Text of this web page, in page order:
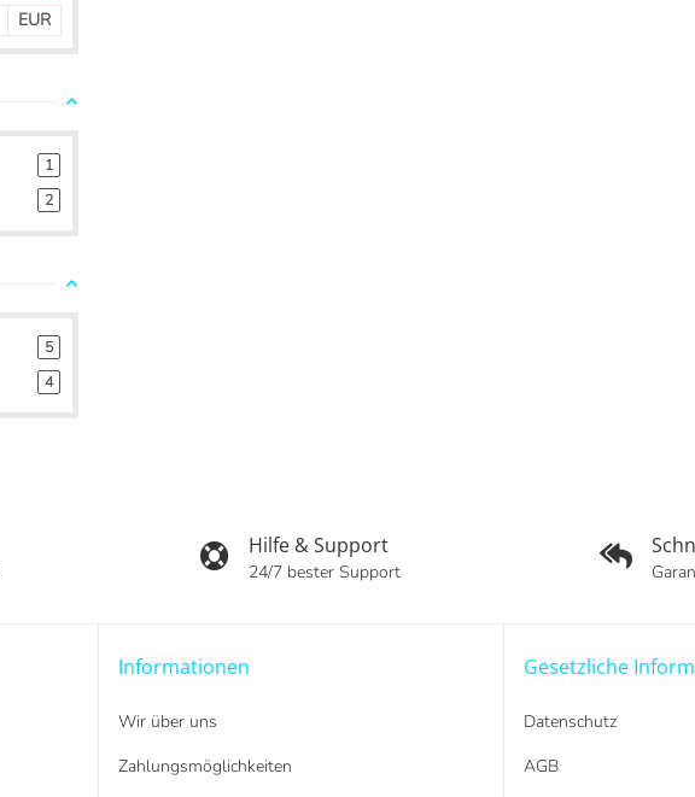
EUR
1
2
5
4
Hilfe & Support
24/7 bester Support
Informationen
Wir über uns
Zahlungsmöglichkeiten
Gesetzliche
Datenschutz
AGB